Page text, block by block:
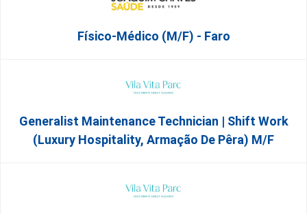
Físico-Médico (M/F) - Faro
Generalist Maintenance Technician | Shift Work
(Luxury Hospitality, Armação De Pêra) M/f